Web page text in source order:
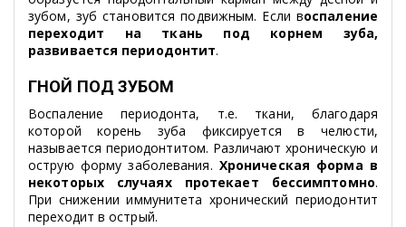
зубом, зуб становится подвижным. Если воспаление
переходит на ткань под корнем зуба,
развивается периодонтит.
ГНОЙ ПОД ЗУБОМ
Воспаление периодонта, т.е. ткани, благодаря
которой корень зуба фиксируется в челюсти,
называется периодонтитом. Различают хроническую и
острую форму заболевания. Хроническая форма в
некоторых случаях протекает бессимптомно.
При снижении иммунитета хронический периодонтит
переходит в острый.